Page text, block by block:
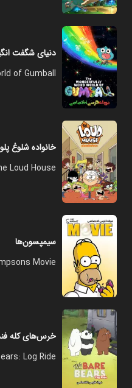
دنیای شگفت
of Gumball
خانواده شلوغ
Loud House
سیمپسون‌ها
Movie
خرس‌های کله‌‌
Log Ride